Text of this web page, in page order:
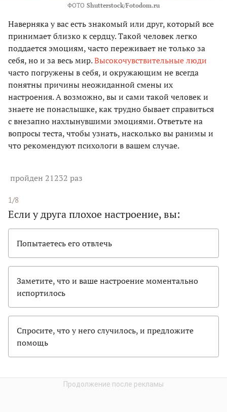
ФОТО Shutterstock/Fotodom.ru
Наверняка у вас есть знакомый или друг, который все
принимает близко к сердцу. Такой человек легко
поддается эмоциям, часто переживает не только за
себя, но и за весь мир.Высокочувствительные люди
часто погружены в себя, и окружающим не всегда
понятны причины неожиданной смены их
настроения. А возможно, вы и сами такой человек и
знаете не понаслышке, как трудно бывает справиться
с внезапно нахлынувшими эмоциями. Ответьте на
вопросы теста, чтобы узнать, насколько вы ранимы и
что рекомендуют психологи в вашем случае.
пройден 21232 раз
1/8
Если у друга плохое настроение, вы:
Попытаетесь его отвлечь
Заметите, что и ваше настроение моментально
испортилось
Спросите, что у него случилось, и предложите
помощь